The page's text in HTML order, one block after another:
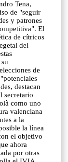
Tena,
de "seguir
y patrones
El
de cítricos
del
de
destacan
secretario
como uno
valenciana
a la
la línea
el objetivo
ahora
por otras